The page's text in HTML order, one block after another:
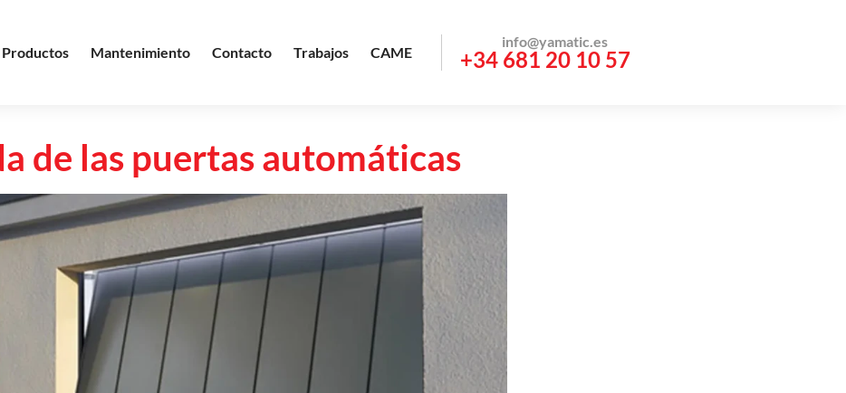
Productos Mantenimiento Contacto Trabajos CAME
info@yamatic.es
+34 681 20 10 57
de las puertas automáticas